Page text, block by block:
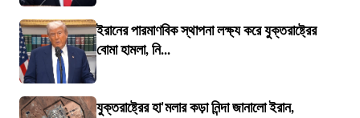
ইরানের পারমাণবিক স্থাপনা লক্ষ্য করে যুক্তরাষ্ট্রের
বোমা হামলা, নি...
যুক্তরাষ্ট্রের হা'মলার কড়া নিন্দা জানালো ইরান,